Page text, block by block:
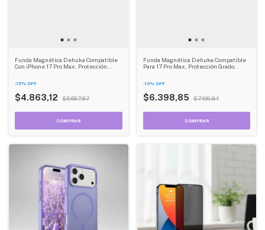
Funda Magnética Dehuka Compatible
Con iPhone 17 Pro Max, Protección
-15% OFF
$4.863,12 $5.687,87
Funda Magnética Dehuka Compatible
Para 17 Pro Max, Protección Grado
-10% OFF
$6.398,85 $7.109,84